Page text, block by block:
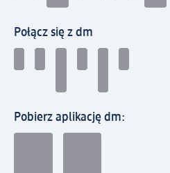
Połącz się z dm
Pobierz aplikację dm: